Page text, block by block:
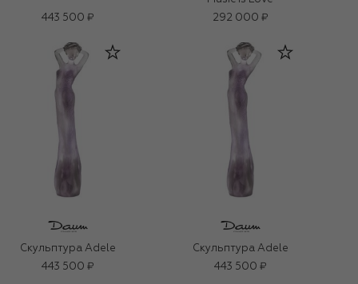
443 500 ₽
292 000 ₽
Скульптура Adele
443 500 ₽
Скульптура Adele
443 500 ₽